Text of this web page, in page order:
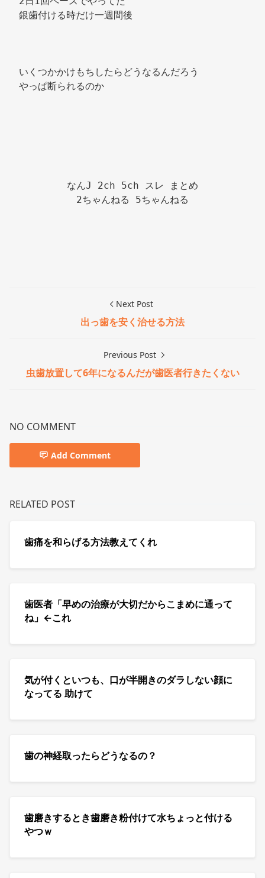
銀歯付ける時だけ一週間後
いくつかかけもちしたらどうなるんだろう
やっぱ断られるのか
なんJ 2ch 5ch スレ まとめ
2ちゃんねる 5ちゃんねる
Next Post
出っ歯を安く治せる方法
Previous Post
虫歯放置して6年になるんだが歯医者行きたくない
NO COMMENT
Add Comment
RELATED POST
歯痛を和らげる方法教えてくれ
歯医者「早めの治療が大切だからこまめに通って
ね」←これ
気が付くといつも、口が半開きのダラしない顔に
なってる 助けて
歯の神経取ったらどうなるの？
歯磨きするとき歯磨き粉付けて水ちょっと付ける
やつｗ